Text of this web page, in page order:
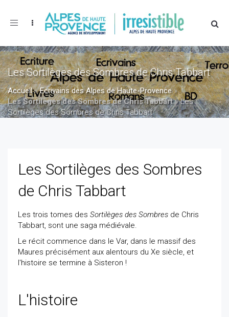
Toggle
Les Sortilèges des Sombres de Chris Tabbart
Accueil»Ecrivains des Alpes de Haute-Provence»
Les Sortilèges des Sombres de Chris Tabbart»Les
Sortilèges des Sombres de Chris Tabbart
Les Sortilèges des Sombres
de Chris Tabbart
Les trois tomes des Sortilèges des Sombres de Chris
Tabbart, sont une saga médiévale.
Le récit commence dans le Var, dans le massif des
Maures précisément aux alentours du Xe siècle, et
l'histoire se termine à Sisteron !
L'histoire